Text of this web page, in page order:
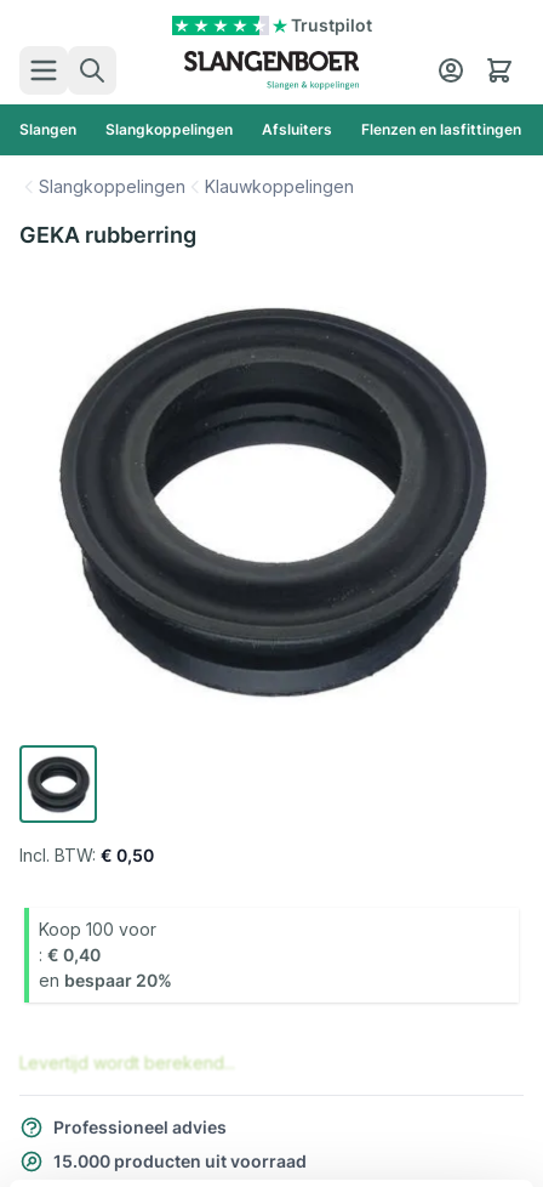
Trustpilot
Zoek
Cart
Slangen Slangkoppelingen Afsluiters Flenzen en lasfittingen
Slangkoppelingen Klauwkoppelingen
GEKA rubberring
€ 0,50
Koop 100 voor
€ 0,40
en bespaar 20%
Levertijd wordt berekend...
Professioneel advies
15.000 producten uit voorraad